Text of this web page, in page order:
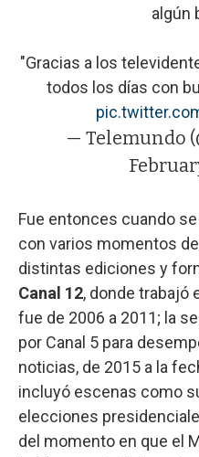
algún
"Gracias a los
todos los días con
— Telemundo
Fue entonces cuando
con varios momentos
distintas ediciones y
Canal 12, donde trabajó
fue de 2006 a 2011; la
por Canal 5 para
noticias, de 2015 a la
incluyó escenas como
elecciones
del momento en que el